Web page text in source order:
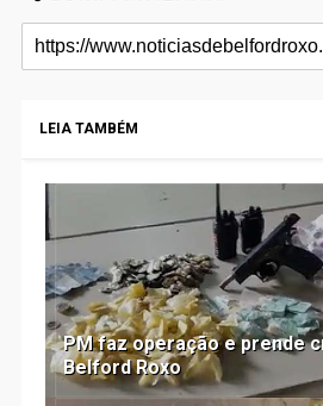
LEIA TAMBÉM
PM faz operação e prende
Belford Roxo